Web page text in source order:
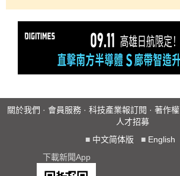
關於我們 · 會員服務 · 科技產業報訂閱 · 著作權
人才招募
■ 中文简体版 ■ English
下載新聞App